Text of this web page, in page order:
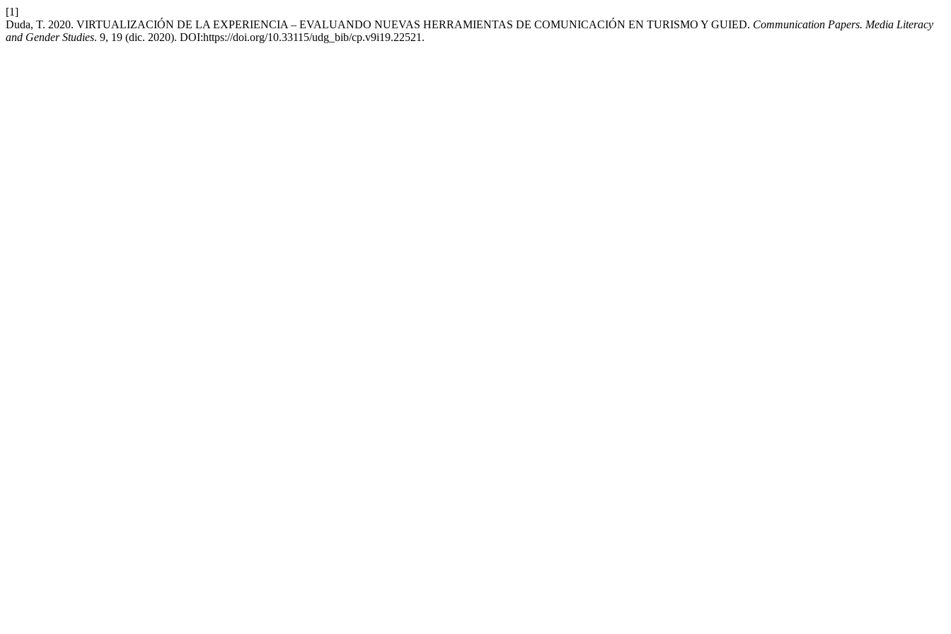
[1]
Duda, T. 2020. VIRTUALIZACIÓN DE LA EXPERIENCIA – EVALUANDO NUEVAS HERRAMIENTAS DE COMUNICACIÓN EN TURISMO Y GUIED. Communication Papers. Media Literacy
and Gender Studies. 9, 19 (dic. 2020). DOI:https://doi.org/10.33115/udg_bib/cp.v9i19.22521.